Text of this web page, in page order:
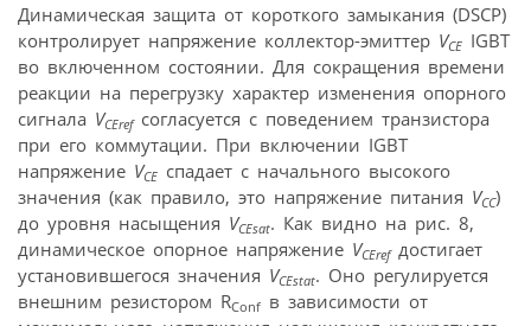
Динамическая защита от короткого замыкания (DSCP)
контролирует напряжение коллектор-эмиттер VCE IGBT
во включенном состоянии. Для сокращения времени
реакции на перегрузку характер изменения опорного
сигнала VCErefсогласуется с поведением транзистора
при его коммутации. При включении IGBT
напряжение VCE спадает с начального высокого
значения (как правило, это напряжение питания VCC)
до уровня насыщения VCEsat. Как видно на рис. 8,
динамическое опорное напряжение VCErefдостигает
установившегося значения VCEstat. Оно регулируется
внешним резистором RConf в зависимости от